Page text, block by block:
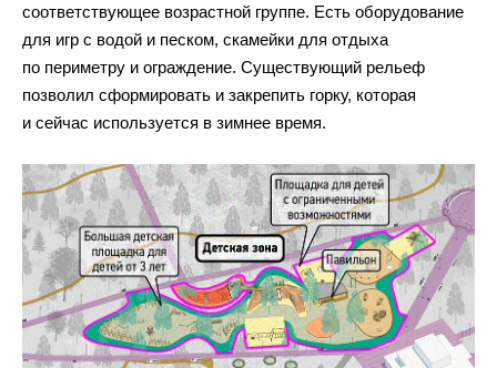
соответствующее возрастной группе. Есть оборудование
для игр с водой и песком, скамейки для отдыха
по периметру и ограждение. Существующий рельеф
позволил сформировать и закрепить горку, которая
и сейчас используется в зимнее время.